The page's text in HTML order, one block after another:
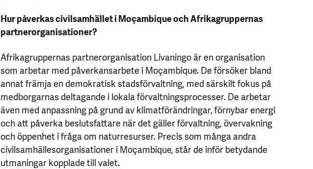
Hur påverkas civilsamhället i Moçambique och Afrikagruppernas
partnerorganisationer?
Afrikagruppernas partnerorganisation Livaningo är en organisation
som arbetar med påverkansarbete i Moçambique. De försöker bland
annat främja en demokratisk stadsförvaltning, med särskilt fokus på
medborgarnas deltagande i lokala förvaltningsprocesser. De arbetar
även med anpassning på grund av klimatförändringar, förnybar energi
och att påverka beslutsfattare när det gäller förvaltning, övervakning
och öppenhet i fråga om naturresurser. Precis som många andra
civilsamhällesorganisationer i Moçambique, står de inför betydande
utmaningar kopplade till valet.